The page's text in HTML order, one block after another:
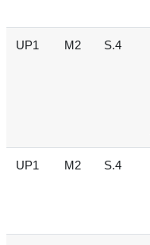
UP1 M2 S.4
UP1 M2 S.4